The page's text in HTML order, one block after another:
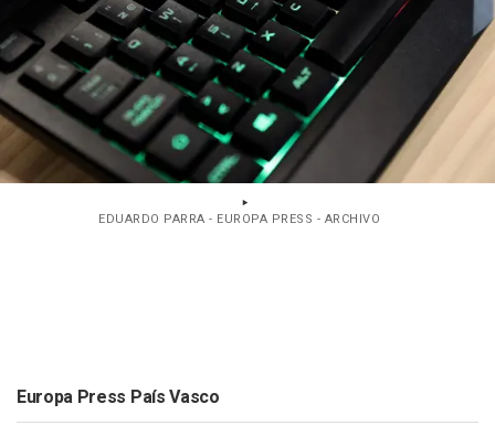
EDUARDO PARRA - EUROPA PRESS - ARCHIVO
Europa Press País Vasco